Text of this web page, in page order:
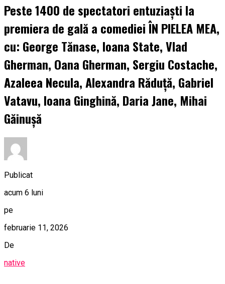
Peste 1400 de spectatori entuziaști la
premiera de gală a comediei ÎN PIELEA MEA,
cu: George Tănase, Ioana State, Vlad
Gherman, Oana Gherman, Sergiu Costache,
Azaleea Necula, Alexandra Răduță, Gabriel
Vatavu, Ioana Ginghină, Daria Jane, Mihai
Găinușă
Publicat
acum 6 luni
pe
februarie 11, 2026
De
native